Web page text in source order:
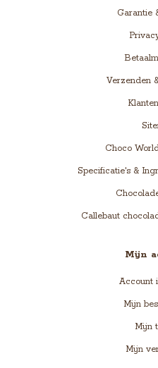
Garantie
Verzenden
Choco
Specificatie's &
Callebaut
Mijn
Account
Mijn
Mijn
Mijn